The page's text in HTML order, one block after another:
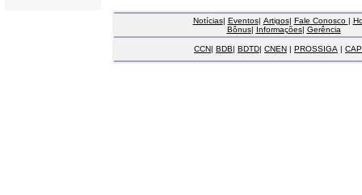
Notícias| Eventos| Artigos| Fale Conosco |
Bônus| Informações| Gerência
CCN| BDB| BDTD| CNEN | PROSSIGA |